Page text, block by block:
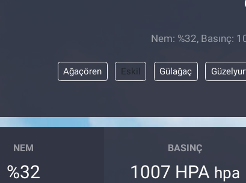
Nem: %32, Basınç:
Ağaçören Eskil Gülağaç
NEM
%32
BASINÇ
1007 HPA hpa